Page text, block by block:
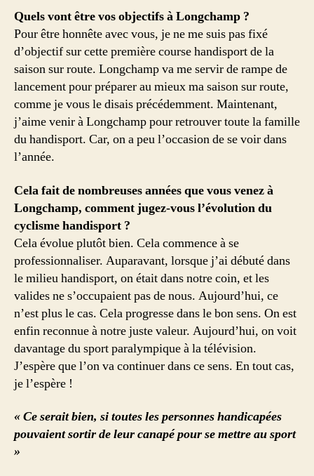
Quels vont être vos objectifs à Longchamp ?
Pour être honnête avec vous, je ne me suis pas fixé
d’objectif sur cette première course handisport de la
saison sur route. Longchamp va me servir de rampe de
lancement pour préparer au mieux ma saison sur route,
comme je vous le disais précédemment. Maintenant,
j’aime venir à Longchamp pour retrouver toute la famille
du handisport. Car, on a peu l’occasion de se voir dans
l’année.
Cela fait de nombreuses années que vous venez à
Longchamp, comment jugez-vous l’évolution du
cyclisme handisport ?
Cela évolue plutôt bien. Cela commence à se
professionnaliser. Auparavant, lorsque j’ai débuté dans
le milieu handisport, on était dans notre coin, et les
valides ne s’occupaient pas de nous. Aujourd’hui, ce
n’est plus le cas. Cela progresse dans le bon sens. On est
enfin reconnue à notre juste valeur. Aujourd’hui, on voit
davantage du sport paralympique à la télévision.
J’espère que l’on va continuer dans ce sens. En tout cas,
je l’espère !
« Ce serait bien, si toutes les personnes handicapées
pouvaient sortir de leur canapé pour se mettre au sport
»